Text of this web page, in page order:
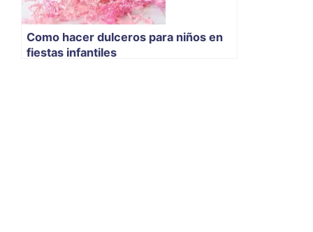
Como hacer dulceros para niños en
fiestas infantiles